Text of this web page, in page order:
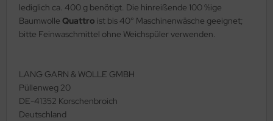
lediglich ca. 400 g benötigt. Die hinreißende 100 %ige
Baumwolle Quattro ist bis 40° Maschinenwäsche geeignet;
bitte Feinwaschmittel ohne Weichspüler verwenden.
LANG GARN & WOLLE GMBH
Püllenweg 20
DE-41352 Korschenbroich
Deutschland